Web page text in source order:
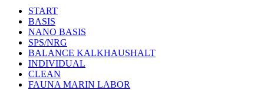
START
BASIS
NANO BASIS
SPS/NRG
BALANCE KALKHAUSHALT
INDIVIDUAL
CLEAN
FAUNA MARIN LABOR